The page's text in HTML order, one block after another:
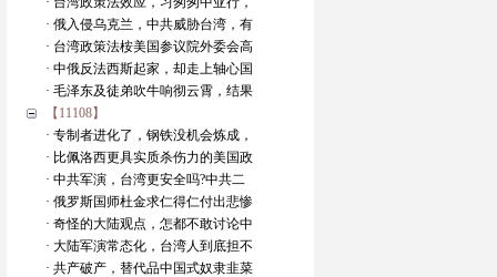
· 俄入侵乌克兰，中共威胁台湾，有
· 台湾政策法桉美国参议院外委会高
· 中俄反法西斯起家，却走上轴心国
· 毛泽东及徒弟吹牛响彻云霄，结果
【11108】
· 专制者进化了，钢铁没机会炼成，
· 比佩洛西更具实质杀伤力的美国政
· 中共军演，台湾更安全吗?中共二
· 俄罗斯国师杜金求仁得仁付出悲惨
· 奇怪的大陆观点，怎都不敢讨论中
· 大陆军演常态化，台湾人到底担不
· 共产破产，替代品中国式奴隶韭菜